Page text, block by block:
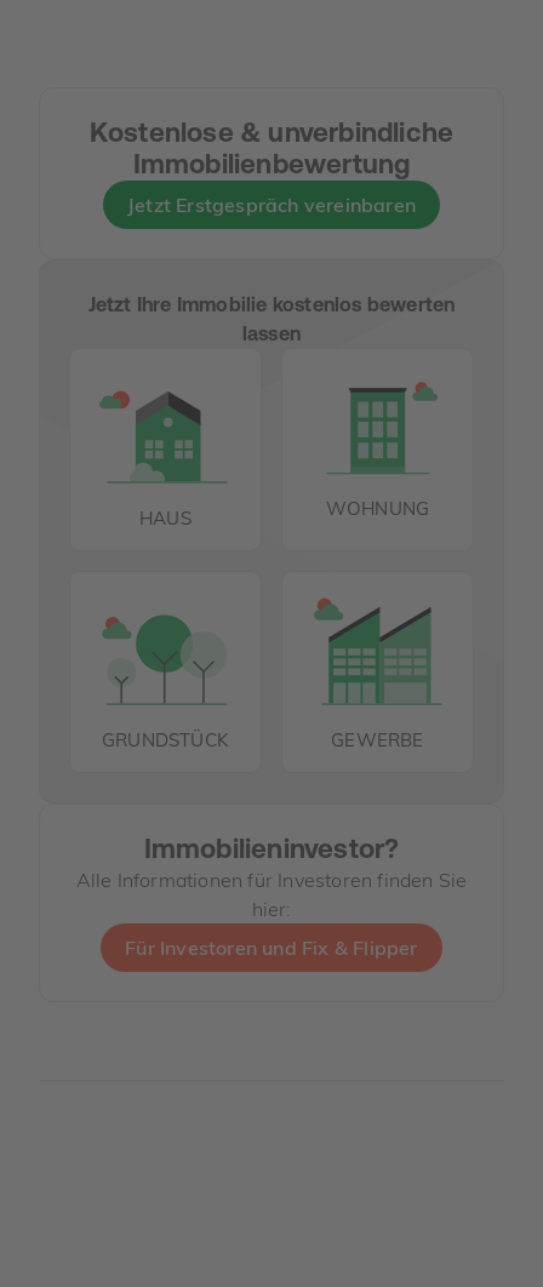
Kostenlose & unverbindliche
Immobilienbewertung
Jetzt Erstgespräch vereinbaren
Jetzt Ihre Immobilie kostenlos bewerten
lassen
HAUS WOHNUNG
GRUNDSTÜCK GEWERBE
Immobilieninvestor?
Alle Informationen für Investoren finden Sie
hier:
Für Investoren und Fix & Flipper